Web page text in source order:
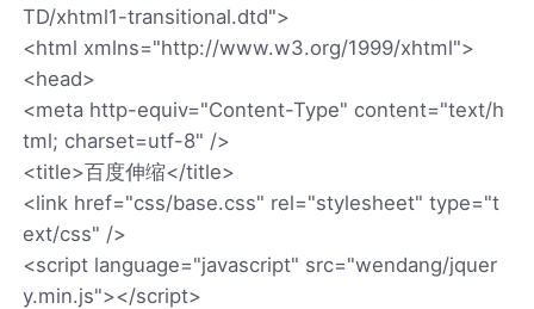
TD/xhtml1-transitional.dtd">
<html xmlns="http://www.w3.org/1999/xhtml">
<head>
<meta http-equiv="Content-Type" content="text/h
tml; charset=utf-8" />
<title>百度伸缩</title>
<link href="css/base.css" rel="stylesheet" type="t
ext/css" />
<script language="javascript" src="wendang/jquer
y.min.js"></script>